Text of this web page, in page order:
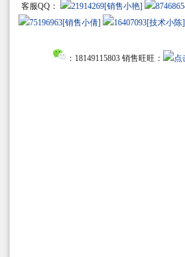
客服QQ： [销售小艳]
[销售小倩]
[技术小陈]
：18149115803 销售旺旺：